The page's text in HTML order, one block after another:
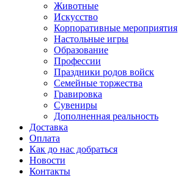
Животные
Искусство
Корпоративные мероприятия
Настольные игры
Образование
Профессии
Праздники родов войск
Семейные торжества
Гравировка
Сувениры
Дополненная реальность
Доставка
Оплата
Как до нас добраться
Новости
Контакты